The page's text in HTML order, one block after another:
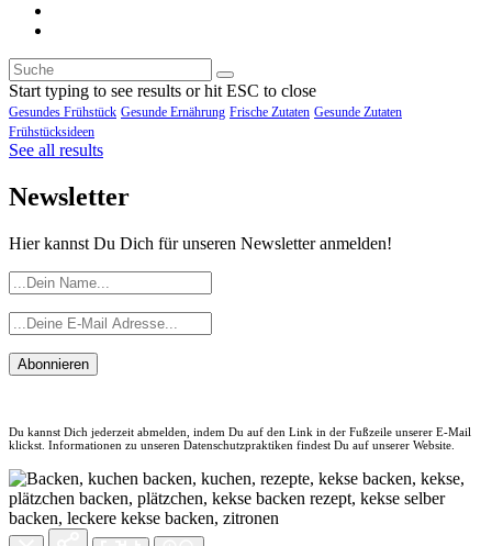
Start typing to see results or hit ESC to close
Gesundes Frühstück Gesunde Ernährung Frische Zutaten Gesunde Zutaten
Frühstücksideen
See all results
Newsletter
Hier kannst Du Dich für unseren Newsletter anmelden!
Abonnieren
Du kannst Dich jederzeit abmelden, indem Du auf den Link in der Fußzeile unserer E-Mail
klickst. Informationen zu unseren Datenschutzpraktiken findest Du auf unserer Website.